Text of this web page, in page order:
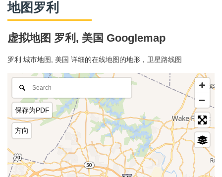
地图罗利
虚拟地图 罗利, 美国 Googlemap
罗利 城市地图, 美国 详细的在线地图的地形，卫星路线图
保存为PDF
方向